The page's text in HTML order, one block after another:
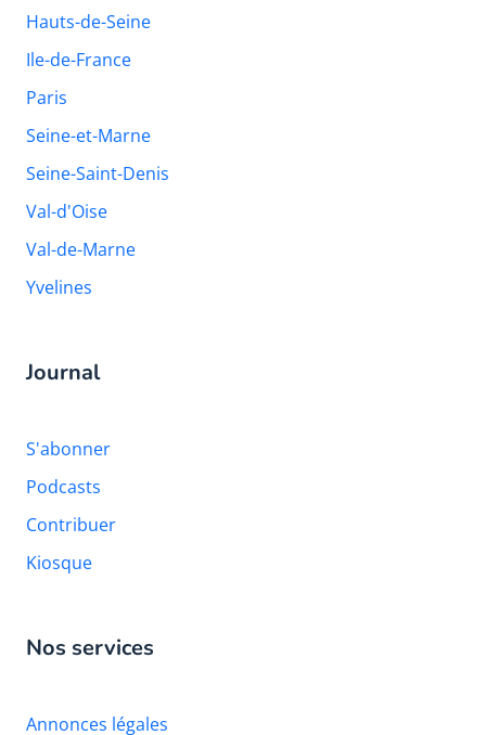
Hauts-de-Seine
Ile-de-France
Paris
Seine-et-Marne
Seine-Saint-Denis
Val-d'Oise
Val-de-Marne
Yvelines
Journal
S'abonner
Podcasts
Contribuer
Kiosque
Nos services
Annonces légales